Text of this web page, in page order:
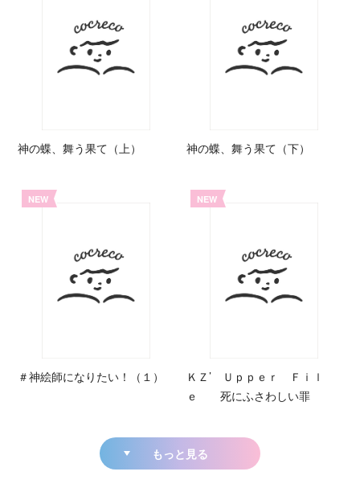
神の蝶、舞う果て（上） 神の蝶、舞う果て（下）
NEW
＃神絵師になりたい！（１）
NEW
ＫＺ’ Ｕｐｐｅｒ Ｆｉｌ
ｅ 死にふさわしい罪
もっと見る